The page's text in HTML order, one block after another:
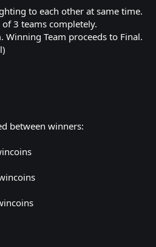
to each other at same time.
3 teams completely.
Winning Team proceeds to Final.
between winners: